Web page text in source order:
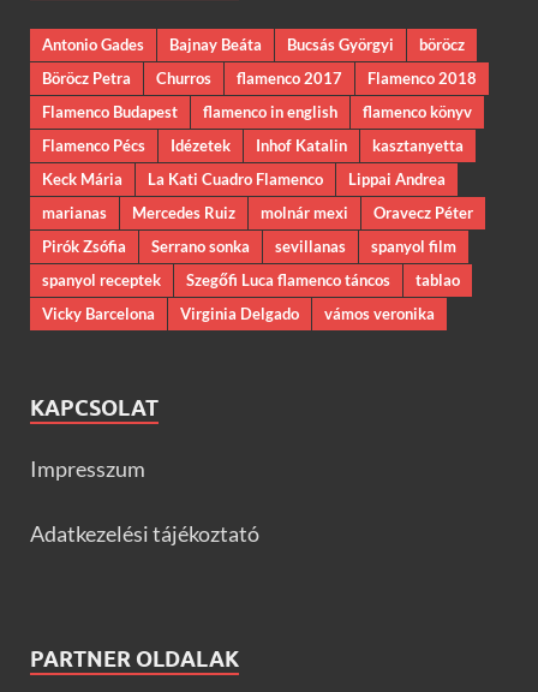
Antonio Gades Bajnay Beáta Bucsás Györgyi
böröcz
Böröcz Petra
Churros flamenco 2017
Flamenco 2018
Flamenco Budapest
flamenco in english
flamenco könyv
Flamenco Pécs
Idézetek Inhof Katalin
kasztanyetta
Keck Mária
La Kati Cuadro Flamenco
Lippai Andrea
marianas
Mercedes Ruiz molnár mexi
Oravecz Péter
Pirók Zsófia
Serrano sonka sevillanas
spanyol film
spanyol receptek
Szegőfi Luca flamenco táncos
tablao
Vicky Barcelona
Virginia Delgado vámos veronika
KAPCSOLAT
Impresszum
Adatkezelési tájékoztató
PARTNER OLDALAK